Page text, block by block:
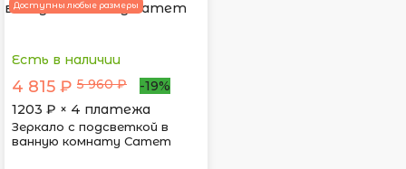
Доступны любые размеры
Есть в наличии
4 815 ₽ 5 960 ₽
-19%
1203 ₽ × 4 платежа
Зеркало с подсветкой в
ванную комнату Сатет